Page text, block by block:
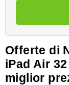
Offerte di
iPad Air
miglior